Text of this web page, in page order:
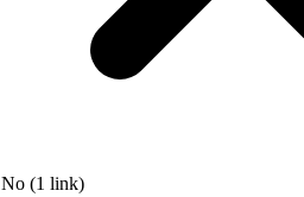
No (1 link)